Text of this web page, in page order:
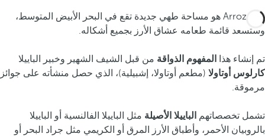
Arrozante هو مساحة طهي جديدة تقع في البحر الأبيض المتوسط،
وستسعد قائمة طعامه عشاق الأرز بجميع أشكاله.
تم إنشاء هذا المفهوم الذواقة من قبل الشيف الشهير وخبير الباييلا
كارلوس أوتاولا (مطعم أوتاولا، إشبيلية)، الذي حصل منشأته على جوائز
مرموقة.
تشمل تخصصاتهم الباييلا الأصيلة مثل الباييلا الفالنسية أو الباييلا
بالروبيان الأحمر، وأطباق الأرز المرق أو الكريمي مثل جراد البحر أو